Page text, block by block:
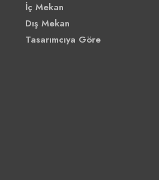
İç Mekan
Dış Mekan
Tasarımcıya Göre